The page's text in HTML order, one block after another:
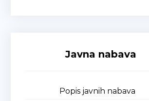
Javna nabava
Popis javnih nabava